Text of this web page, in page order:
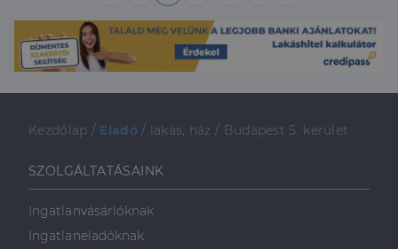
Kezdőlap / Eladó/ lakás, ház / Budapest 5. kerület
SZOLGÁLTATÁSAINK
Ingatlanvásárlóknak
Ingatlaneladóknak